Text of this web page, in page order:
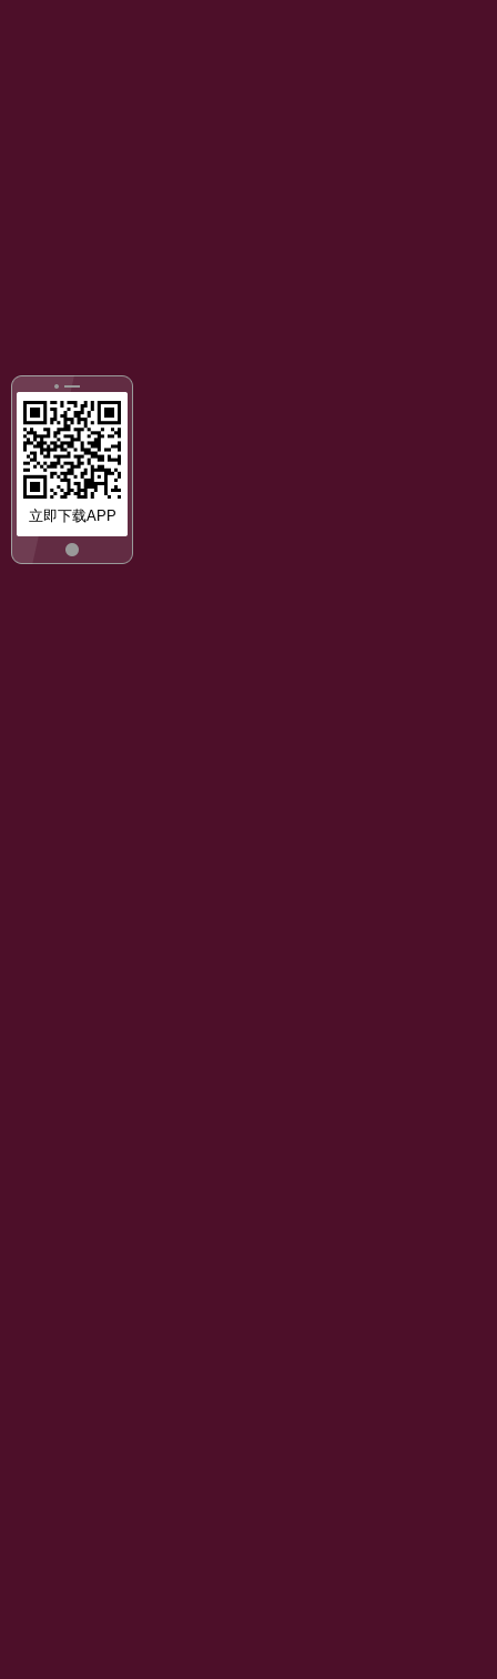
立即下载APP